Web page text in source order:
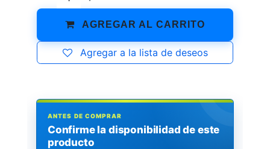
AGREGAR AL CARRITO
Agregar a la lista de deseos
ANTES DE COMPRAR
Confirme la disponibilidad de este
producto